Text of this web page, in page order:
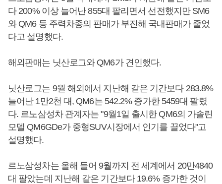
다 200% 이상 늘어난 855대 팔리면서 선전했지만 SM6
와 QM6 등 주력차종의 판매가 부진해 국내판매가 줄었
다고 설명했다.
해외판매는 닛산로그와 QM6가 견인했다.
닛산로그는 9월 해외에서 지난해 같은 기간보다 283.8%
늘어난 1만2천 대, QM6는 542.2% 증가한 5459대 팔렸
다. 르노삼성차 관계자는 "9월1일 출시한 QM6의 가솔린
모델 QM6GDe가 중형SUV시장에서 인기를 끌었다"고
설명했다.
르노삼성차는 올해 들어 9월까지 전 세계에서 20만4840
대 팔았는데 지난해 같은 기간보다 19.6% 증가한 것이